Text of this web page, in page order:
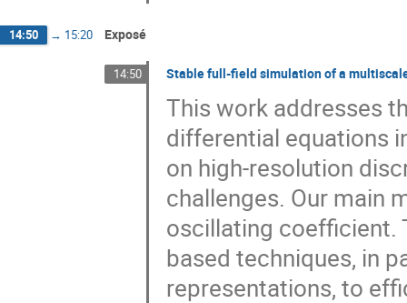
14:50 → 15:20 Exposé
14:50 Stable full-field simulation of a
This work addresses
differential equations
on high-resolution
challenges. Our main
oscillating coefficient.
based techniques, in
representations, to